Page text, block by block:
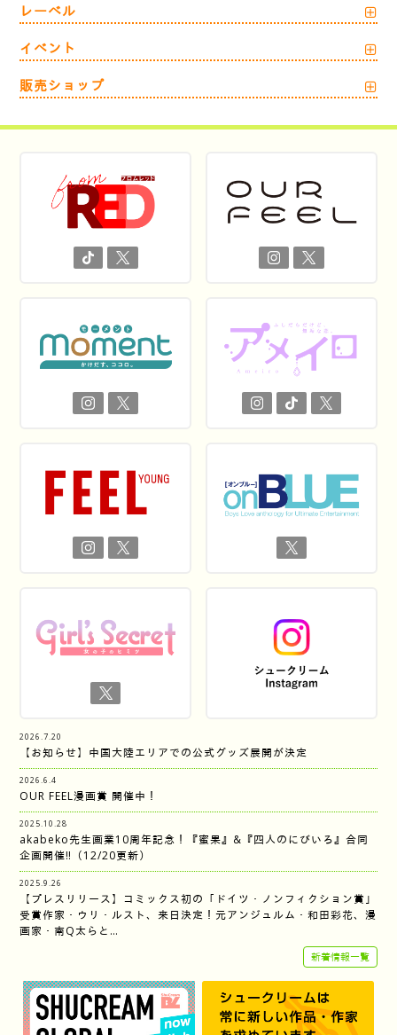
レーベル
イベント
販売ショップ
2026.7.20
【お知らせ】中国大陸エリアでの公式グッズ展開が決定
2026.6.4
OUR FEEL漫画賞 開催中！
2025.10.28
akabeko先生画業10周年記念！『蜜果』&『四人のにびいろ』合同
企画開催‼︎（12/20更新）
2025.9.26
【プレスリリース】コミックス初の「ドイツ・ノンフィクション賞」
受賞作家・ウリ・ルスト、来日決定！元アンジュルム・和田彩花、漫
画家・南Q太らと…
新着情報一覧